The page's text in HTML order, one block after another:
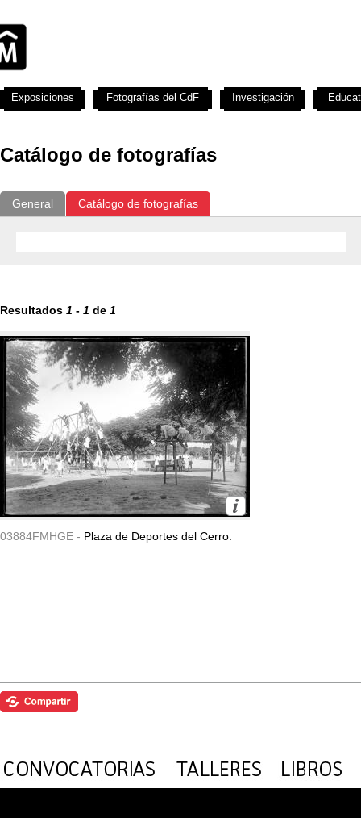
Catálogo de fotografías
General Catálogo de fotografías
Resultados 1 - 1 de 1
03884FMHGE - Plaza de Deportes del Cerro.
Exposiciones Fotografías del CdF Investigación